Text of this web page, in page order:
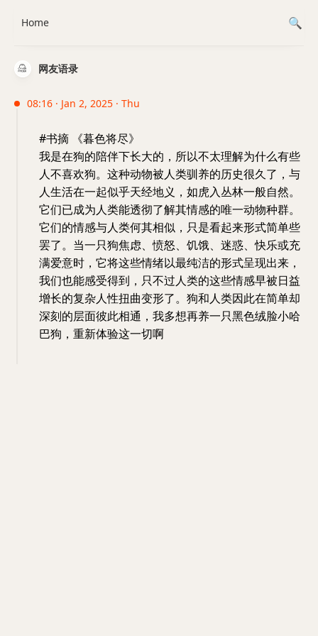
网友语录
08:16 · Jan 2, 2025 · Thu
#书摘 《暮色将尽》
我是在狗的陪伴下长大的，所以不太理解为什么有些
人不喜欢狗。这种动物被人类驯养的历史很久了，与
人生活在一起似乎天经地义，如虎入丛林一般自然。
它们已成为人类能透彻了解其情感的唯一动物种群。
它们的情感与人类何其相似，只是看起来形式简单些
罢了。当一只狗焦虑、愤怒、饥饿、迷惑、快乐或充
满爱意时，它将这些情绪以最纯洁的形式呈现出来，
我们也能感受得到，只不过人类的这些情感早被日益
增长的复杂人性扭曲变形了。狗和人类因此在简单却
深刻的层面彼此相通，我多想再养一只黑色绒脸小哈
巴狗，重新体验这一切啊
Home